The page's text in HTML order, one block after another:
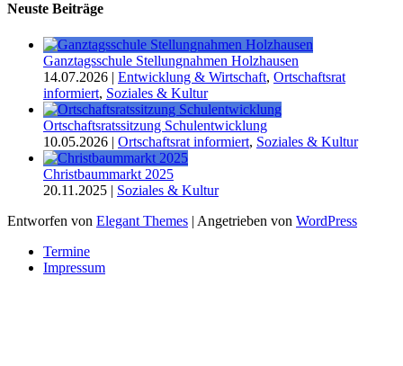
Neuste Beiträge
Ganztagsschule Stellungnahmen Holzhausen
14.07.2026 | Entwicklung & Wirtschaft, Ortschaftsrat
informiert, Soziales & Kultur
Ortschaftsratssitzung Schulentwicklung
10.05.2026 | Ortschaftsrat informiert, Soziales & Kultur
Christbaummarkt 2025
20.11.2025 | Soziales & Kultur
Entworfen von Elegant Themes | Angetrieben von WordPress
Termine
Impressum